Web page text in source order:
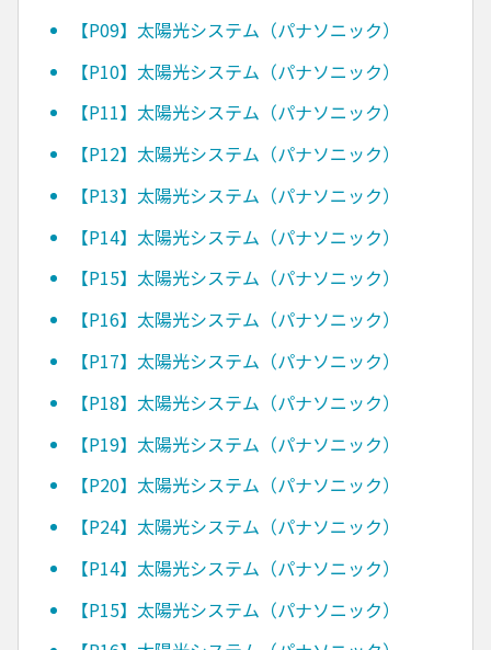
【P09】太陽光システム（パナソニック）
【P10】太陽光システム（パナソニック）
【P11】太陽光システム（パナソニック）
【P12】太陽光システム（パナソニック）
【P13】太陽光システム（パナソニック）
【P14】太陽光システム（パナソニック）
【P15】太陽光システム（パナソニック）
【P16】太陽光システム（パナソニック）
【P17】太陽光システム（パナソニック）
【P18】太陽光システム（パナソニック）
【P19】太陽光システム（パナソニック）
【P20】太陽光システム（パナソニック）
【P24】太陽光システム（パナソニック）
【P14】太陽光システム（パナソニック）
【P15】太陽光システム（パナソニック）